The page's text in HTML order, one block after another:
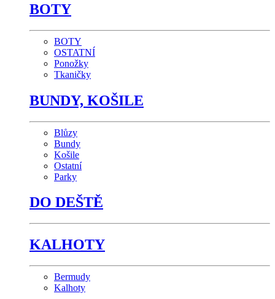
BOTY
BOTY
OSTATNÍ
Ponožky
Tkaničky
BUNDY, KOŠILE
Blůzy
Bundy
Košile
Ostatní
Parky
DO DEŠTĚ
KALHOTY
Bermudy
Kalhoty